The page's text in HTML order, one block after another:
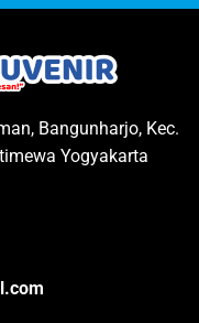
Bangunharjo, Kec.
Yogyakarta